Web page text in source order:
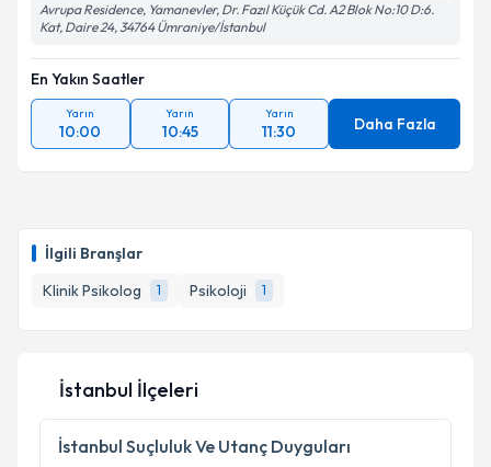
İlgili Branşlar
Klinik Psikolog
1 Psikoloji 1
Avrupa Residence, Yamanevler, Dr. Fazıl Küçük Cd. A2 Blok No:10 D:6.
Kat, Daire 24, 34764 Ümraniye/İstanbul
En Yakın Saatler
Yarın
10:00
Yarın
10:45
Yarın
11:30 Daha Fazla
İstanbul İlçeleri
İstanbul Suçluluk Ve Utanç Duyguları